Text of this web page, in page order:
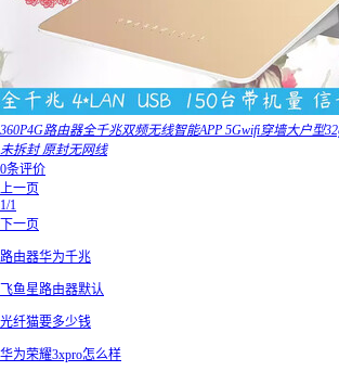
360P4G路由器全千兆双频无线智能APP 5Gwifi穿墙大户型
未拆封 原封无网线
0条评价
上一页
1/1
下一页
路由器华为千兆
飞鱼星路由器默认
光纤猫要多少钱
华为荣耀3xpro怎么样